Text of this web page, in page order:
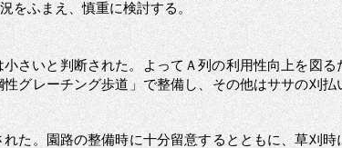
をふまえ、慎重に検討する。
さいと判断された。よってＡ列の利用性向上を図る
グレーチング歩道」で整備し、その他はササの刈払
た。園路の整備時に十分留意するとともに、草刈時